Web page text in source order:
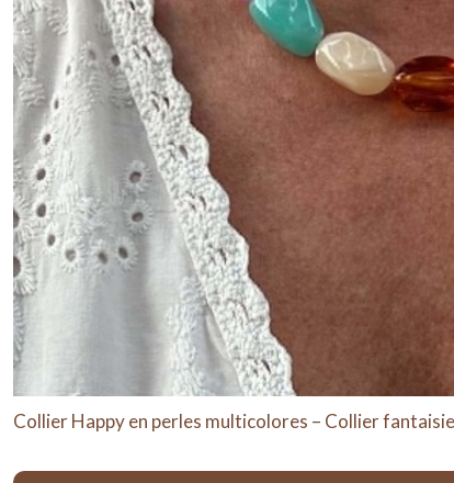
Collier Happy en perles multicolores – Collier